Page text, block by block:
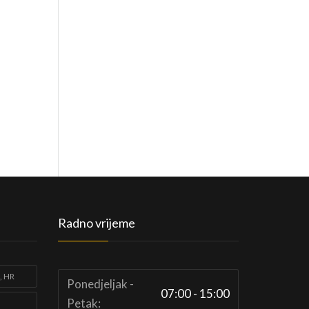
HR
Radno vrijeme
Ponedjeljak -
Petak:
07:00 - 15:00